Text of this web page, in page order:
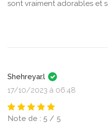
sont vraiment adorables et
Shehreyar.l
17/10/2023 à 06:48
Note de : 5 / 5